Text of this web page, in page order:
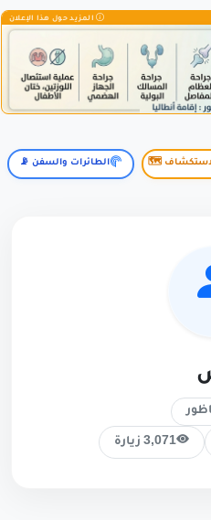
المزيد حول هذا الإعلان
🗺️ الطائرات والسفن 📡
3,071 زيارة